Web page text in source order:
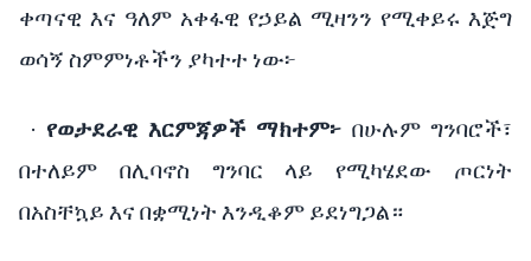
ቀጣናዊ እና ዓለም አቀፋዊ የኃይል ሚዛንን የሚቀይሩ እጅግ
ወሳኝ ስምምነቶችን ያካተተ ነው፦
· የወታደራዊ እርምጃዎች ማክተም፦ በሁሉም ግንባሮች፣
በተለይም በሊባኖስ ግንባር ላይ የሚካሄደው ጦርነት
በአስቸኳይ እና በቋሚነት እንዲቆም ይደነግጋል።